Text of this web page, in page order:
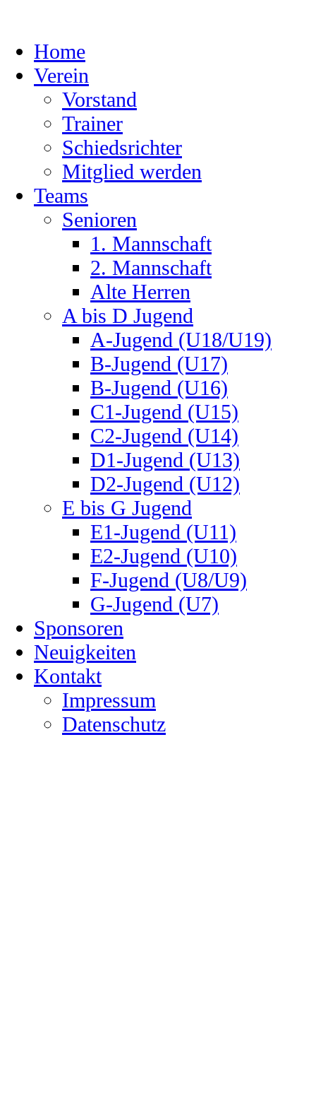
Home
Verein
Vorstand
Trainer
Schiedsrichter
Mitglied werden
Teams
Senioren
1. Mannschaft
2. Mannschaft
Alte Herren
A bis D Jugend
A-Jugend (U18/U19)
B-Jugend (U17)
B-Jugend (U16)
C1-Jugend (U15)
C2-Jugend (U14)
D1-Jugend (U13)
D2-Jugend (U12)
E bis G Jugend
E1-Jugend (U11)
E2-Jugend (U10)
F-Jugend (U8/U9)
G-Jugend (U7)
Sponsoren
Neuigkeiten
Kontakt
Impressum
Datenschutz